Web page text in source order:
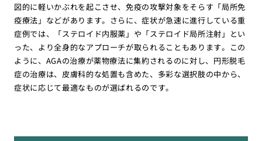
図的に軽いかぶれを起こさせ、免疫の攻撃対象をそらす「局所免
疫療法」などがあります。さらに、症状が急速に進行している重
症例では、「ステロイド内服薬」や「ステロイド局所注射」とい
った、より全身的なアプローチが取られることもあります。この
ように、AGAの治療が薬物療法に集約されるのに対し、円形脱毛
症の治療は、皮膚科的な処置も含めた、多彩な選択肢の中から、
症状に応じて最適なものが選ばれるのです。